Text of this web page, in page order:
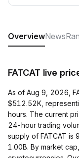
OverviewNews
FATCAT live
As of Aug 9, 2026,
$512.52K,
hours. The current
24-hour trading
supply of FATCAT is
1.00B. By market